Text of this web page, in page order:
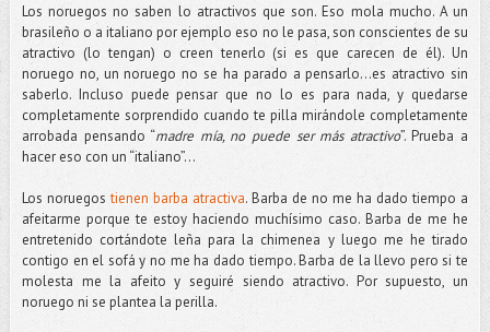
Los noruegos no saben lo atractivos que son. Eso mola mucho. A un
brasileño o a italiano por ejemplo eso no le pasa, son conscientes de su
atractivo (lo tengan) o creen tenerlo (si es que carecen de él). Un
noruego no, un noruego no se ha parado a pensarlo…es atractivo sin
saberlo. Incluso puede pensar que no lo es para nada, y quedarse
completamente sorprendido cuando te pilla mirándole completamente
arrobada pensando “madre mía, no puede ser más atractivo”. Prueba a
hacer eso con un “italiano”…
Los noruegostienen barba atractiva. Barba de no me ha dado tiempo a
afeitarme porque te estoy haciendo muchísimo caso. Barba de me he
entretenido cortándote leña para la chimenea y luego me he tirado
contigo en el sofá y no me ha dado tiempo. Barba de la llevo pero si te
molesta me la afeito y seguiré siendo atractivo. Por supuesto, un
noruego ni se plantea la perilla.